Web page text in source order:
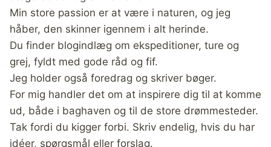
Min store passion er at være i naturen, og jeg
håber, den skinner igennem i alt herinde.
Du finder blogindlæg om ekspeditioner, ture og
grej, fyldt med gode råd og fif.
Jeg holder også foredrag og skriver bøger.
For mig handler det om at inspirere dig til at komme
ud, både i baghaven og til de store drømmesteder.
Tak fordi du kigger forbi. Skriv endelig, hvis du har
idéer, spørgsmål eller forslag.